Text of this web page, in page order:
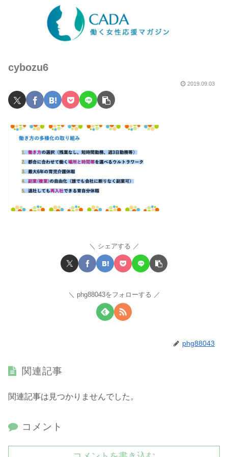
cybozu6
2019.09.03
シェアする
phg88043をフォローする
phg88043
関連記事
関連記事は見つかりませんでした。
コメント